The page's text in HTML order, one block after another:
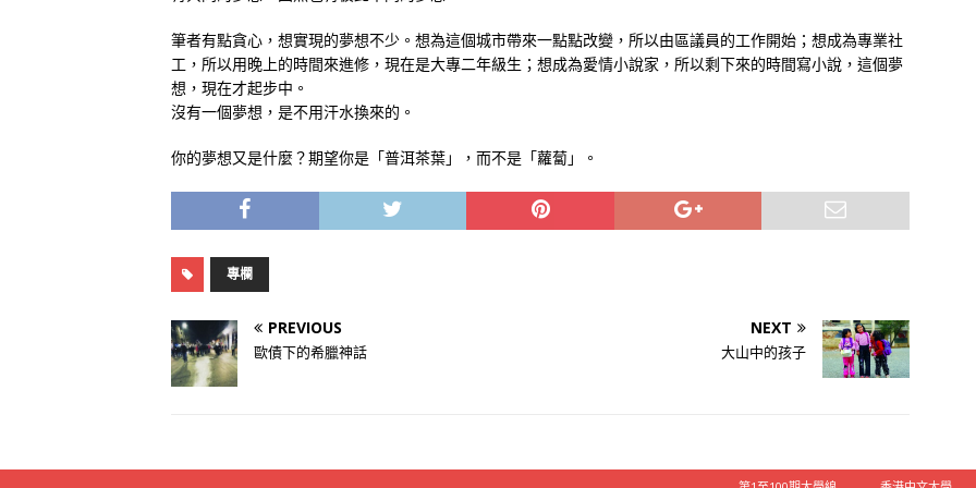
筆者有點貪心，想實現的夢想不少。想為這個城市帶來一點點改變，所以由區議員的工作開始；想成為專業社
工，所以用晚上的時間來進修，現在是大專二年級生；想成為愛情小說家，所以剩下來的時間寫小說，這個夢
想，現在才起步中。
沒有一個夢想，是不用汗水換來的。
你的夢想又是什麼？期望你是「普洱茶葉」，而不是「蘿蔔」。
專欄
PREVIOUS
歐債下的希臘神話
NEXT
大山中的孩子